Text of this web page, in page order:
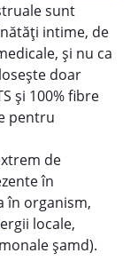
sunt
intime, de
și nu ca
doar
și 100% fibre
pentru
de
în
în organism,
locale,
șamd).